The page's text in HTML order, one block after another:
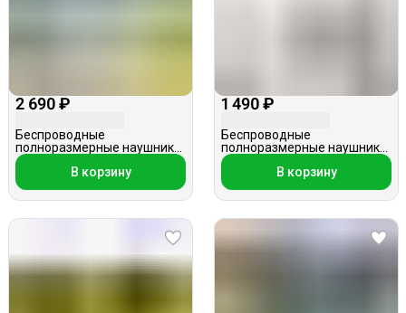
2 690 ₽
Беспроводные
полноразмерные наушники,
Hoco ESD11, зеленые
В корзину
1 490 ₽
Беспроводные
полноразмерные наушники,
Elmcoei WH-CH400, белые
В корзину